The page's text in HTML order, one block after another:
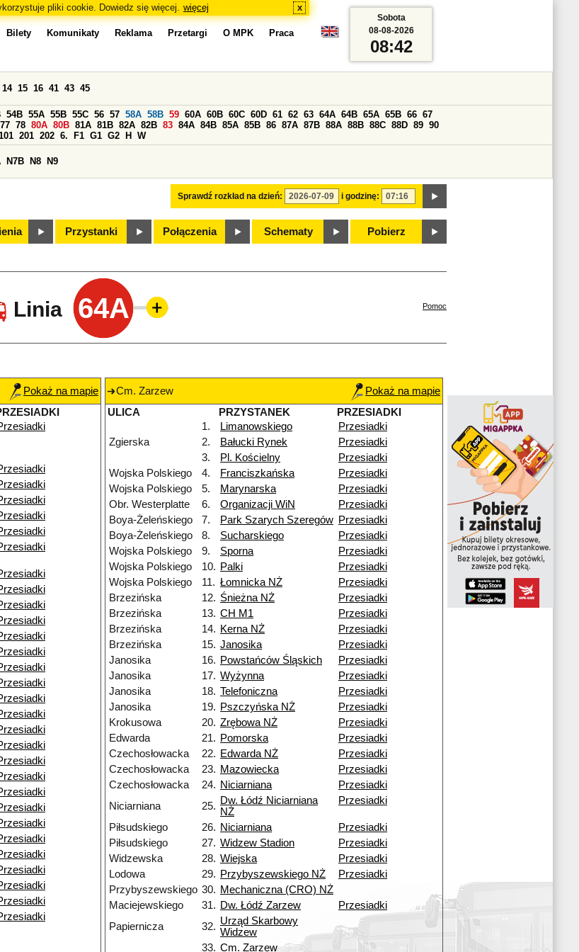
pliki cookie. Dowiedz się więcej. więcej x
Bilety Komunikaty Reklama Przetargi O MPK Praca
Sprawdź rozkład na dzień: i godzinę:
14 15 16 41 43 45
54B 55A 55B 55C 56 57 58A 58B 59 60A 60B 60C 60D 61 62 63 64A 64B 65A 65B 66 67
77 78 80A 80B 81A 81B 82A 82B 83 84A 84B 85A 85B 86 87A 87B 88A 88B 88C 88D 89 90
201 202 6. F1 G1 G2 H W
N7B N8 N9
Przystanki Połączenia Schematy Pobierz
Sobota
08-08-2026
08:42
Linia 64A Pomoc
Pokaż na mapie
Cm. Zarzew
Pokaż na mapie
ULICA
PRZYSTANEK
PRZESIADKI
1.
Limanowskiego
Przesiadki
Zgierska
2. Bałucki Rynek
Przesiadki
3.
Pl. Kościelny
Przesiadki
Wojska Polskiego
4. Franciszkańska
Przesiadki
Wojska Polskiego
5. Marynarska
Przesiadki
Obr. Westerplatte
6. Organizacji WiN
Przesiadki
Boya-Żeleńskiego
7. Park Szarych Szeregów Przesiadki
Boya-Żeleńskiego
8. Sucharskiego
Przesiadki
Wojska Polskiego
9. Sporna
Przesiadki
Wojska Polskiego
10. Palki
Przesiadki
Wojska Polskiego
11. Łomnicka NŻ
Przesiadki
Brzezińska
12. Śnieżna NŻ
Przesiadki
Brzezińska
13. CH M1
Przesiadki
Brzezińska
14. Kerna NŻ
Przesiadki
Brzezińska
15. Janosika
Przesiadki
Janosika
16. Powstańców Śląskich
Przesiadki
Janosika
17. Wyżynna
Przesiadki
Janosika
18. Telefoniczna
Przesiadki
Janosika
19. Pszczyńska NŻ
Przesiadki
Krokusowa
20. Zrębowa NŻ
Przesiadki
Edwarda
21. Pomorska
Przesiadki
Czechosłowacka
22. Edwarda NŻ
Przesiadki
Czechosłowacka
23. Mazowiecka
Przesiadki
Czechosłowacka
24. Niciarniana
Przesiadki
Niciarniana
25. Dw. Łódź Niciarniana
NŻ
Przesiadki
Piłsudskiego 26. Niciarniana
Przesiadki
Piłsudskiego
27. Widzew Stadion
Przesiadki
Widzewska
28. Wiejska
Przesiadki
Lodowa
29. Przybyszewskiego NŻ
Przesiadki
Przybyszewskiego 30. Mechaniczna (CRO) NŻ
Maciejewskiego
31. Dw. Łódź Zarzew
Przesiadki
Papiernicza
32. Urząd Skarbowy
Widzew
33. Cm. Zarzew